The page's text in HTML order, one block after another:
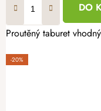
DO
Proutěný taburet
-20%